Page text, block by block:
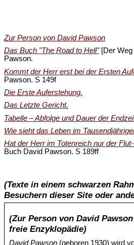
Zur Person von David Pawson
Das Buch "The Road to Hell"[Der Weg
Pawson.
Kommt der Herr erst bei der Ersten
Pawson. S 149f
Die Erste Auferstehung.
Das Letzte Gericht.
Tabelle – Abfolge und Dauer der
Wie sieht das Leben im
Hat der Herr im Totenreich nur der
Buch David Pawson. S 189ff
(Texte in einem schwarzen
Besuchern dieser Site oder
(Zur Person von David
freie Enzyklopädie)
David Pawson (geboren 1930) wird